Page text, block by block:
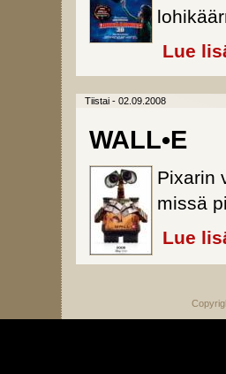
Lue
Tiistai - 02.09.2008
WALL•E
Pixarin
missä
Lue